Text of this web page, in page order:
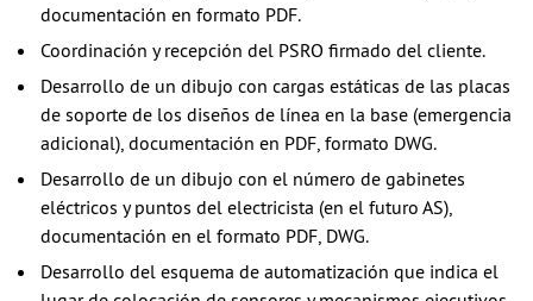
documentación en formato PDF.
Coordinación y recepción del PSRO firmado del cliente.
Desarrollo de un dibujo con cargas estáticas de las placas
de soporte de los diseños de línea en la base (emergencia
adicional), documentación en PDF, formato DWG.
Desarrollo de un dibujo con el número de gabinetes
eléctricos y puntos del electricista (en el futuro AS),
documentación en el formato PDF, DWG.
Desarrollo del esquema de automatización que indica el